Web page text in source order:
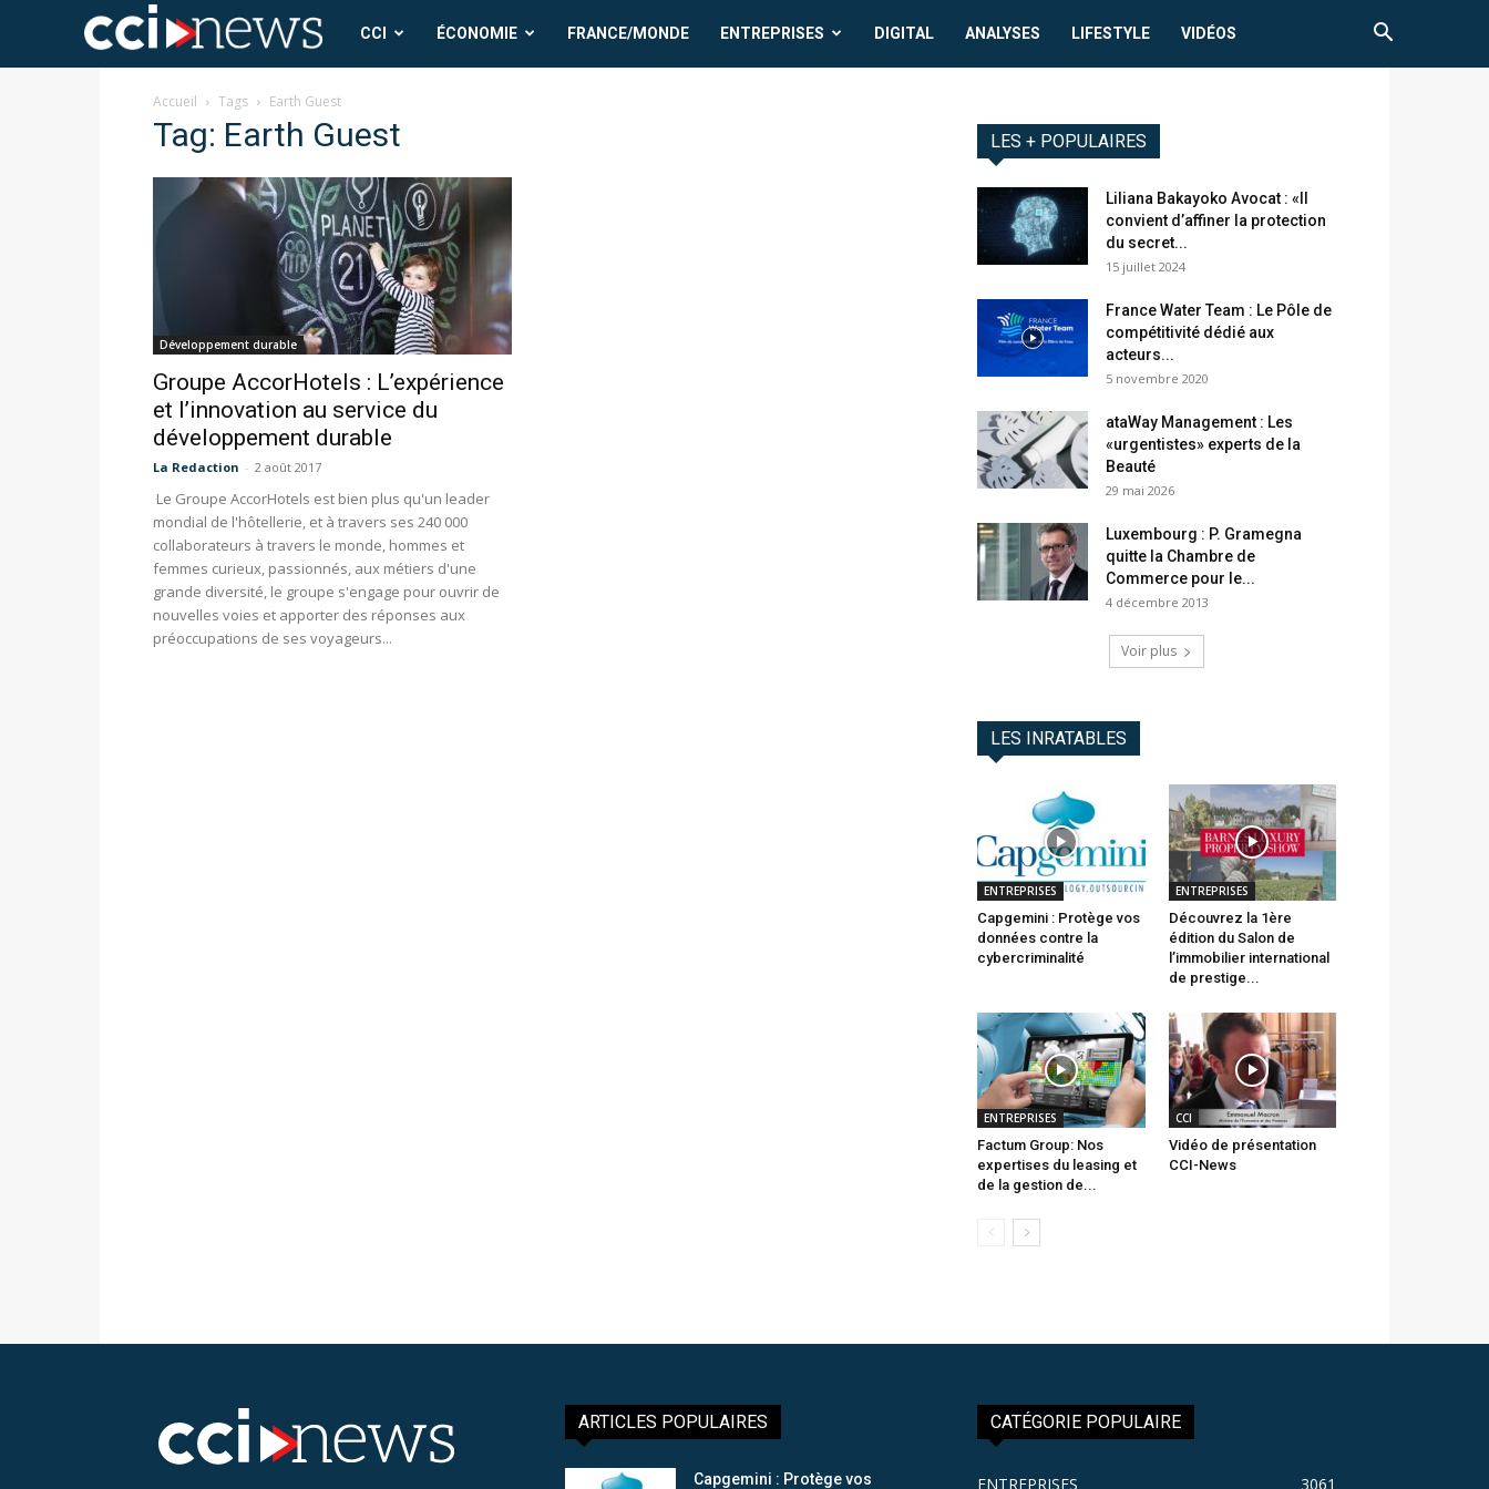
CCICCI ÉCONOMIE FRANCE/MONDE ENTREPRISES DIGITAL ANALYSES LIFESTYLE VIDÉOS
Accueil Tags Earth Guest
Tag: Earth Guest
Développement durable
Groupe AccorHotels : L’expérience
et l’innovation au service du
développement durable
La Redaction - 2 août 2017
Le Groupe AccorHotels est bien plus qu'un leader
mondial de l'hôtellerie, et à travers ses 240 000
collaborateurs à travers le monde, hommes et
femmes curieux, passionnés, aux métiers d'une
grande diversité, le groupe s'engage pour ouvrir de
nouvelles voies et apporter des réponses aux
préoccupations de ses voyageurs...
LES + POPULAIRES
Liliana Bakayoko Avocat : «Il
convient d’affiner la protection
du secret...
15 juillet 2024
France Water Team : Le Pôle de
compétitivité dédié aux
acteurs...
5 novembre 2020
ataWay Management : Les
«urgentistes» experts de la
Beauté
29 mai 2026
Luxembourg : P. Gramegna
quitte la Chambre de
Commerce pour le...
4 décembre 2013
Voir plus
LES INRATABLES
ENTREPRISES
Capgemini : Protège vos
données contre la
cybercriminalité
ENTREPRISES
Découvrez la 1ère
édition du Salon de
l’immobilier international
de prestige...
ENTREPRISES
Factum Group: Nos
expertises du leasing et
de la gestion de...
CCI
Vidéo de présentation
CCI-News
ARTICLES POPULAIRES
Capgemini : Protège vos
CATÉGORIE POPULAIRE
ENTREPRISES 3061